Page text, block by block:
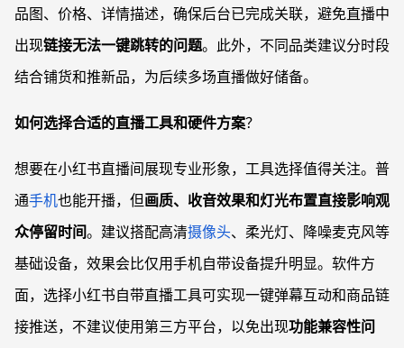
品图、价格、详情描述，确保后台已完成关联，避免直播中
出现链接无法一键跳转的问题。此外，不同品类建议分时段
结合铺货和推新品，为后续多场直播做好储备。
如何选择合适的直播工具和硬件方案？
想要在小红书直播间展现专业形象，工具选择值得关注。普
通手机也能开播，但画质、收音效果和灯光布置直接影响观
众停留时间。建议搭配高清摄像头、柔光灯、降噪麦克风等
基础设备，效果会比仅用手机自带设备提升明显。软件方
面，选择小红书自带直播工具可实现一键弹幕互动和商品链
接推送，不建议使用第三方平台，以免出现功能兼容性问